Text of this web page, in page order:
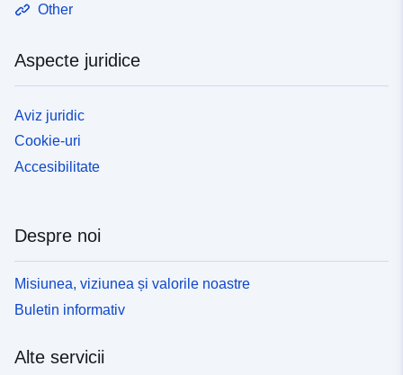
Other
Aspecte juridice
Aviz juridic
Cookie-uri
Accesibilitate
Despre noi
Misiunea, viziunea și valorile noastre
Buletin informativ
Alte servicii